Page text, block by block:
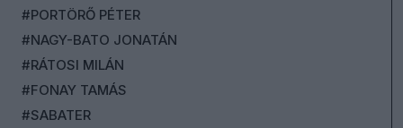
#PORTÖRŐ PÉTER
#NAGY-BATO JONATÁN
#RÁTOSI MILÁN
#FONAY TAMÁS
#SABATER